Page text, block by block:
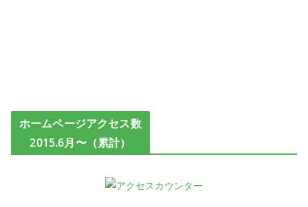
ホームページアクセス数
2015.6月〜（累計）